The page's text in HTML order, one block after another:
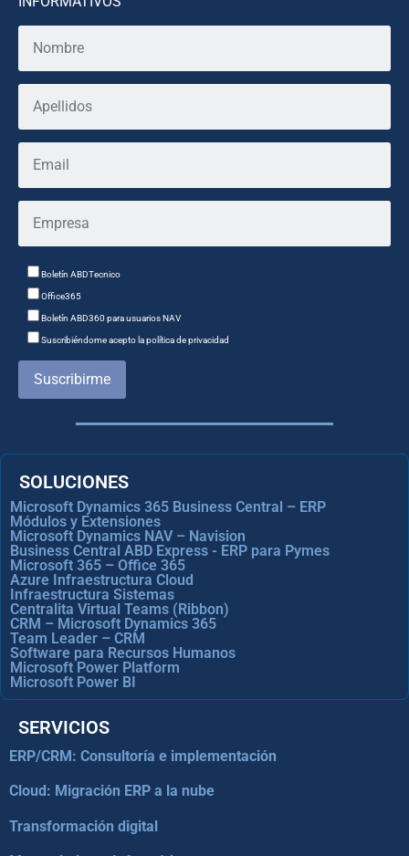
Boletín ABDTecnico
Office365
Boletín ABD360 para usuarios NAV
Suscribiéndome acepto la política de privacidad
Suscribirme
SOLUCIONES
Microsoft Dynamics 365 Business Central – ERP
Módulos y Extensiones
Microsoft Dynamics NAV – Navision
Business Central ABD Express - ERP para Pymes
Microsoft 365 – Office 365
Azure Infraestructura Cloud
Infraestructura Sistemas
Centralita Virtual Teams (Ribbon)
CRM – Microsoft Dynamics 365
Team Leader – CRM
Software para Recursos Humanos
Microsoft Power Platform
Microsoft Power BI
SERVICIOS
ERP/CRM: Consultoría e implementación
Cloud: Migración ERP a la nube
Transformación digital